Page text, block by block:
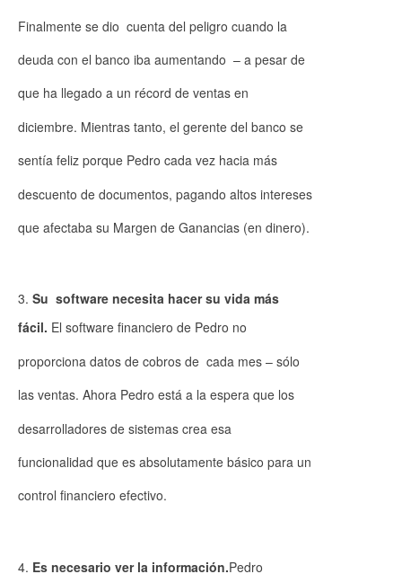
Finalmente se dio cuenta del peligro cuando la
deuda con el banco iba aumentando – a pesar de
que ha llegado a un récord de ventas en
diciembre. Mientras tanto, el gerente del banco se
sentía feliz porque Pedro cada vez hacia más
descuento de documentos, pagando altos intereses
que afectaba su Margen de Ganancias (en dinero).
Su software necesita hacer su vida más
fácil. El software financiero de Pedro no
proporciona datos de cobros de cada mes – sólo
las ventas. Ahora Pedro está a la espera que los
desarrolladores de sistemas crea esa
funcionalidad que es absolutamente básico para un
control financiero efectivo.
Es necesario ver la información.Pedro